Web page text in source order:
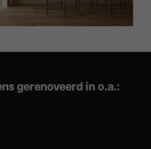
gerenoveerd in o.a.: